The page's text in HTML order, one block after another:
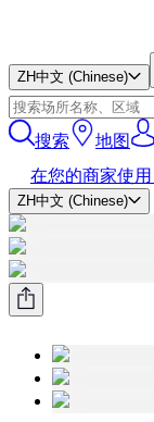
ZH中文 (Chinese)
搜索 地图
在您的商家使
ZH中文 (Chinese)